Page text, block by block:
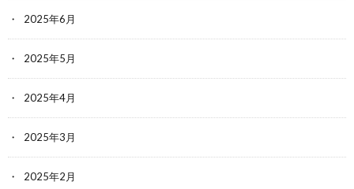
2025年6月
2025年5月
2025年4月
2025年3月
2025年2月